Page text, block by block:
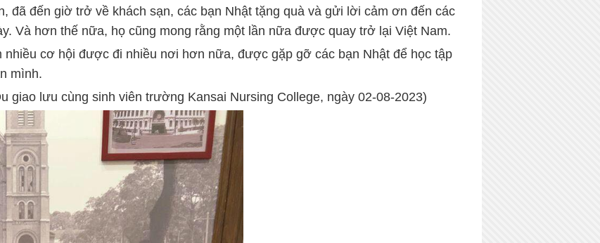
đã đến giờ trở về khách sạn, các bạn Nhật tặng quà và gửi lời cảm ơn đến các
Và hơn thế nữa, họ cũng mong rằng một lần nữa được quay trở lại Việt Nam.
nhiều cơ hội được đi nhiều nơi hơn nữa, được gặp gỡ các bạn Nhật để học tập
mình.
giao lưu cùng sinh viên trường Kansai Nursing College, ngày 02-08-2023)